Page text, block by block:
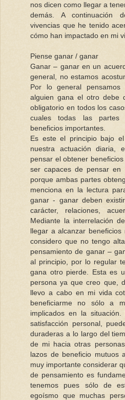
nos dicen como llegar a
demás. A continuación
vivencias que he tenido
cómo han impactado en mi
Piense ganar / ganar
Ganar – ganar en un
general, no estamos
Por lo general pensamos
alguien gana el otro debe
obligatorio en todos los
cuales todas las partes
beneficios importantes.
Es este el principio bajo
nuestra actuación diaria,
pensar el obtener
ser capaces de pensar
porque ambas partes
menciona en la lectura
ganar - ganar deben
carácter, relaciones,
Mediante la interrelación
llegar a alcanzar
considero que no tengo
pensamiento de ganar –
al principio, por lo regular
gana otro pierde. Esta es
persona ya que creo que,
llevo a cabo en mi vida
beneficiarme no sólo a
implicados en la
satisfacción personal,
duraderas a lo largo del
de mi hacia otras
lazos de beneficio mutuos
muy importante considerar
de pensamiento es
tenemos pues sólo de
egoísmo que muchas